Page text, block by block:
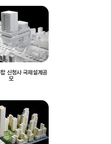
신청사 국제설계공
모